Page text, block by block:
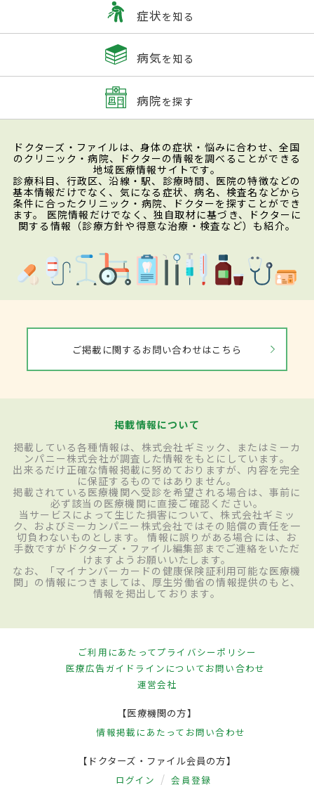
症状を知る
病気を知る
病院を探す
ドクターズ・ファイルは、身体の症状・悩みに合わせ、全国
のクリニック・病院、ドクターの情報を調べることができる
地域医療情報サイトです。
診療科目、行政区、沿線・駅、診療時間、医院の特徴などの
基本情報だけでなく、気になる症状、病名、検査名などから
条件に合ったクリニック・病院、ドクターを探すことができ
ます。 医院情報だけでなく、独自取材に基づき、ドクターに
関する情報（診療方針や得意な治療・検査など）も紹介。
ご掲載に関するお問い合わせはこちら
掲載情報について
掲載している各種情報は、株式会社ギミック、またはミーカ
ンパニー株式会社が調査した情報をもとにしています。
出来るだけ正確な情報掲載に努めておりますが、内容を完全
に保証するものではありません。
掲載されている医療機関へ受診を希望される場合は、事前に
必ず該当の医療機関に直接ご確認ください。
当サービスによって生じた損害について、株式会社ギミッ
ク、およびミーカンパニー株式会社ではその賠償の責任を一
切負わないものとします。 情報に誤りがある場合には、お
手数ですがドクターズ・ファイル編集部までご連絡をいただ
けますようお願いいたします。
なお、「マイナンバーカードの健康保険証利用可能な医療機
関」の情報につきましては、厚生労働省の情報提供のもと、
情報を掲出しております。
ご利用にあたってプライバシーポリシー
医療広告ガイドラインについてお問い合わせ
運営会社
【医療機関の方】
情報掲載にあたって お問い合わせ
【ドクターズ・ファイル会員の方】
ログイン 会員登録